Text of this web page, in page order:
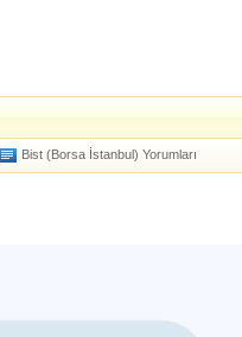
Bist (Borsa İstanbul) Yorumları